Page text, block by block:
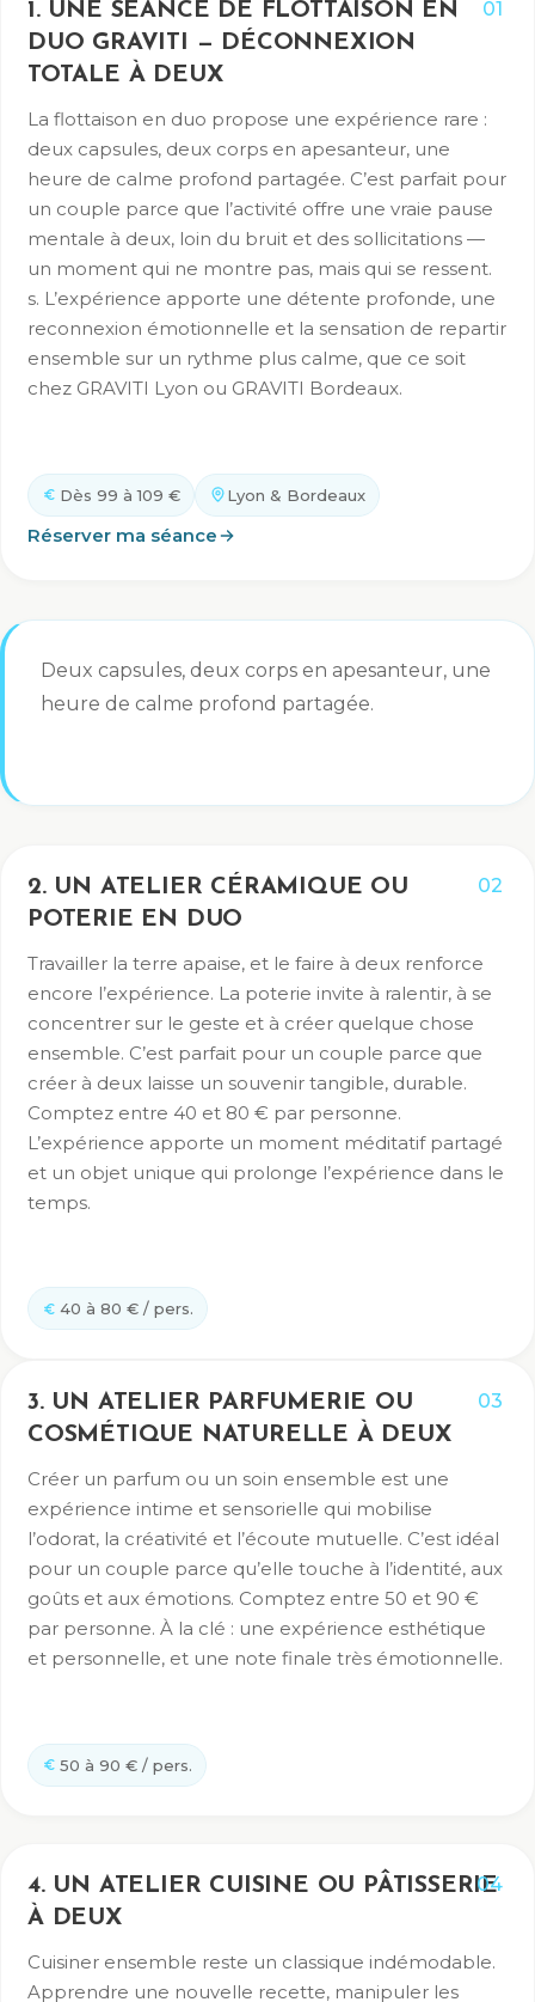
01
1. UNE SÉANCE DE FLOTTAISON EN
DUO GRAVITI — DÉCONNEXION
TOTALE À DEUX
La flottaison en duo propose une expérience rare :
deux capsules, deux corps en apesanteur, une
heure de calme profond partagée. C’est parfait pour
un couple parce que l’activité offre une vraie pause
mentale à deux, loin du bruit et des sollicitations —
un moment qui ne montre pas, mais qui se ressent.
s. L’expérience apporte une détente profonde, une
reconnexion émotionnelle et la sensation de repartir
ensemble sur un rythme plus calme, que ce soit
chez GRAVITI Lyon ou GRAVITI Bordeaux.
Dès 99 à 109 € Lyon & Bordeaux
Réserver ma séance
Deux capsules, deux corps en apesanteur, une
heure de calme profond partagée.
02
2. UN ATELIER CÉRAMIQUE OU
POTERIE EN DUO
Travailler la terre apaise, et le faire à deux renforce
encore l’expérience. La poterie invite à ralentir, à se
concentrer sur le geste et à créer quelque chose
ensemble. C’est parfait pour un couple parce que
créer à deux laisse un souvenir tangible, durable.
Comptez entre 40 et 80 € par personne.
L’expérience apporte un moment méditatif partagé
et un objet unique qui prolonge l’expérience dans le
temps.
40 à 80 € / pers.
03
3. UN ATELIER PARFUMERIE OU
COSMÉTIQUE NATURELLE À DEUX
Créer un parfum ou un soin ensemble est une
expérience intime et sensorielle qui mobilise
l’odorat, la créativité et l’écoute mutuelle. C’est idéal
pour un couple parce qu’elle touche à l’identité, aux
goûts et aux émotions. Comptez entre 50 et 90 €
par personne. À la clé : une expérience esthétique
et personnelle, et une note finale très émotionnelle.
50 à 90 € / pers.
04
4. UN ATELIER CUISINE OU PÂTISSERIE
À DEUX
Cuisiner ensemble reste un classique indémodable.
Apprendre une nouvelle recette, manipuler les